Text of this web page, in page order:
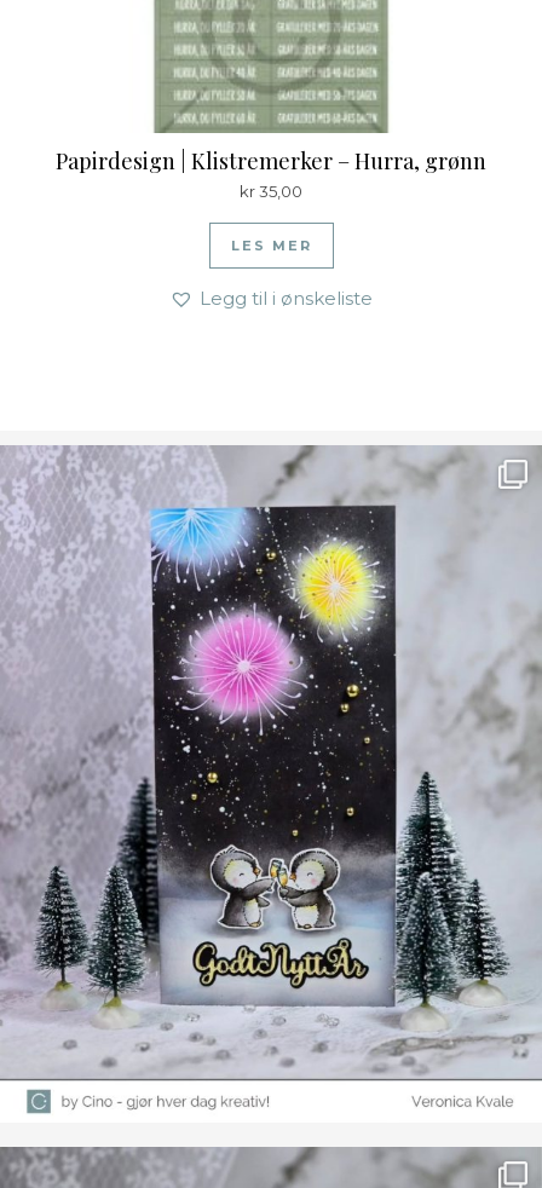
Papirdesign | Klistremerker – Hurra, grønn
kr35,00
LES MER
Legg til i ønskeliste
Ønsk